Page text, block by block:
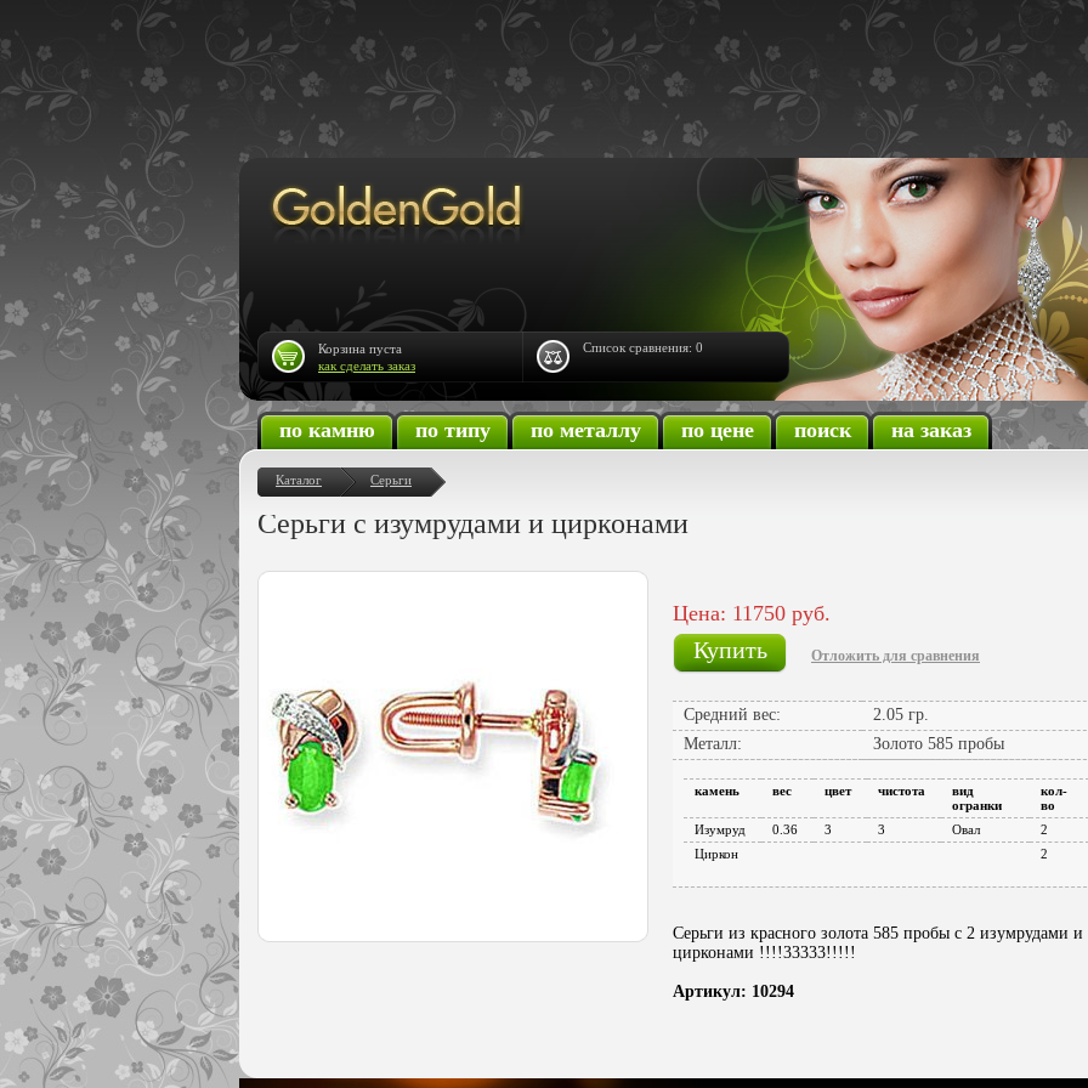
по камню по типу по металлу по цене поиск на заказ
Каталог Серьги
Серьги с изумрудами и цирконами
Цена: 11750 руб.
Купить Отложить для сравнения
Средний вес:
2.05 гр.
Металл:
Золото 585 пробы
камень вес цвет чистота
вид
огранки
кол-
во
Изумруд
0.36 3 3 Овал
2
Циркон
2
Серьги из красного золота 585 пробы с 2 изумрудами и
цирконами !!!!33333!!!!!
Артикул: 10294
Корзина пуста
как сделать заказ
Список сравнения: 0